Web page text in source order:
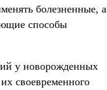
болезненные, а
способы
у новорожденных
своевременного